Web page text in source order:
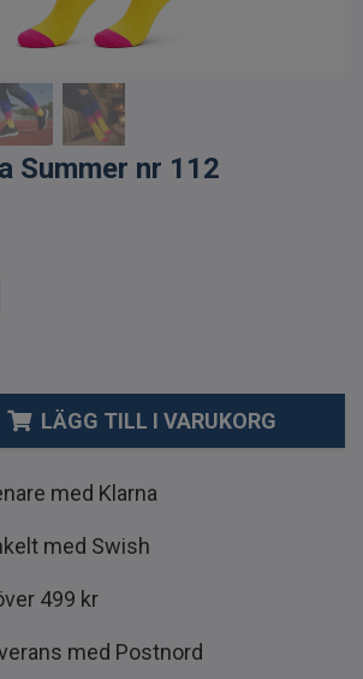
Summer nr 112
LÄGG TILL I VARUKORG
med Klarna
med Swish
499 kr
med Postnord